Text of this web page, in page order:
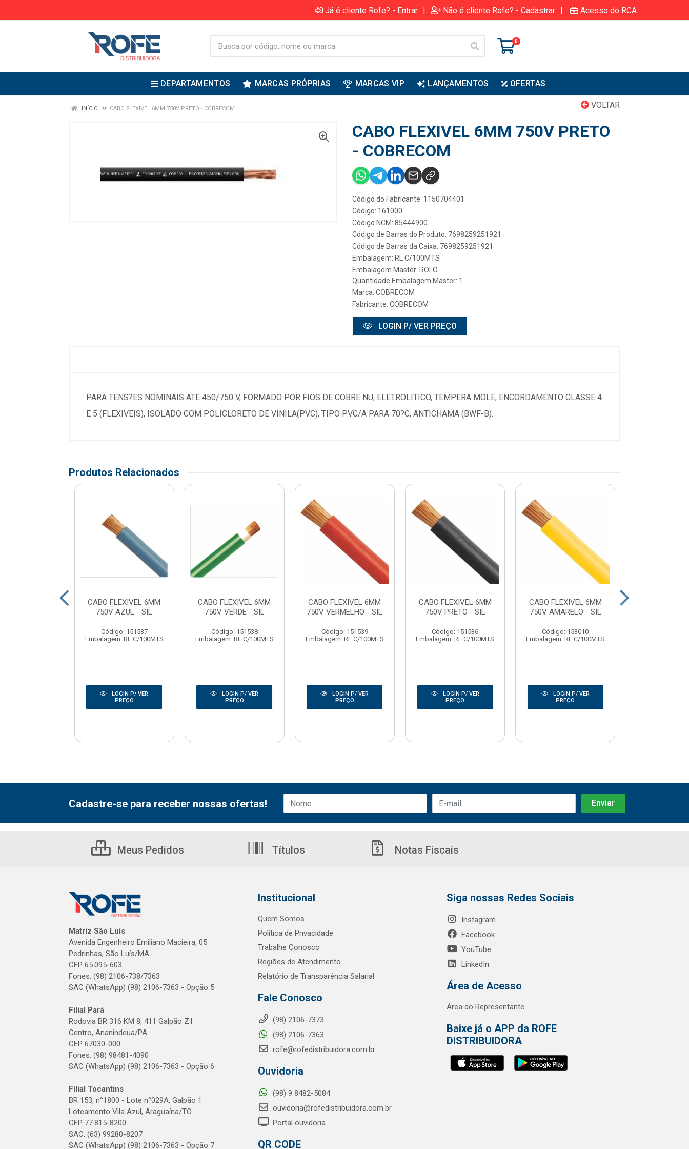
Já é cliente Rofe? - Entrar | Não é cliente Rofe? - Cadastrar | Acesso do RCA
0
DEPARTAMENTOS MARCAS PRÓPRIAS MARCAS VIP LANÇAMENTOS OFERTAS
VOLTAR
INÍCIO CABO FLEXIVEL 6MM 750V PRETO - COBRECOM
CABO FLEXIVEL 6MM 750V PRETO
- COBRECOM
Código do Fabricante: 1150704401
Código: 161000
Código NCM: 85444900
Código de Barras do Produto: 7698259251921
Código de Barras da Caixa: 7698259251921
Embalagem: RL C/100MTS
Embalagem Master: ROLO
Quantidade Embalagem Master: 1
Marca: COBRECOM
Fabricante: COBRECOM
LOGIN P/ VER PREÇO
PARA TENS?ES NOMINAIS ATE 450/750 V, FORMADO POR FIOS DE COBRE NU, ELETROLITICO, TEMPERA MOLE, ENCORDAMENTO CLASSE 4
E 5 (FLEXIVEIS), ISOLADO COM POLICLORETO DE VINILA(PVC), TIPO PVC/A PARA 70?C, ANTICHAMA (BWF-B).
Produtos Relacionados
CABO FLEXIVEL 6MM
750V AZUL - SIL
Código: 151537
Embalagem: RL C/100MTS
LOGIN P/ VER
PREÇO
CABO FLEXIVEL 6MM
750V VERDE - SIL
Código: 151538
Embalagem: RL C/100MTS
LOGIN P/ VER
PREÇO
CABO FLEXIVEL 6MM
750V VERMELHO - SIL
Código: 151539
Embalagem: RL C/100MTS
LOGIN P/ VER
PREÇO
CABO FLEXIVEL 6MM
750V PRETO - SIL
Código: 151536
Embalagem: RL C/100MTS
LOGIN P/ VER
PREÇO
CABO FLEXIVEL 6MM
750V AMARELO - SIL
Código: 153010
Embalagem: RL C/100MTS
LOGIN P/ VER
PREÇO
Cadastre-se para receber nossas ofertas!
Meus Pedidos Títulos Notas Fiscais
Matriz São Luís
Avenida Engenheiro Emiliano Macieira, 05
Pedrinhas, São Luís/MA
CEP 65.095-603
Fones: (98) 2106-738/7363
SAC (WhatsApp) (98) 2106-7363 - Opção 5
Filial Pará
Rodovia BR 316 KM 8, 411 Galpão Z1
Centro, Ananindeua/PA
CEP 67030-000
Fones: (98) 98481-4090
SAC (WhatsApp) (98) 2106-7363 - Opção 6
Filial Tocantins
BR 153, n°1800 - Lote n°029A, Galpão 1
Loteamento Vila Azul, Araguaína/TO
CEP 77.815-8200
SAC: (63) 99280-8207
SAC (WhatsApp) (98) 2106-7363 - Opção 7
Institucional
Quem Somos
Política de Privacidade
Trabalhe Conosco
Regiões de Atendimento
Relatório de Transparência Salarial
Fale Conosco
(98) 2106-7373
(98) 2106-7363
rofe@rofedistribuidora.com.br
Ouvidoria
(98) 9 8482-5084
ouvidoria@rofedistribuidora.com.br
Portal ouvidoria
QR CODE
Siga nossas Redes Sociais
Instagram
Facebook
YouTube
LinkedIn
Área de Acesso
Área do Representante
Baixe já o APP da ROFE
DISTRIBUIDORA